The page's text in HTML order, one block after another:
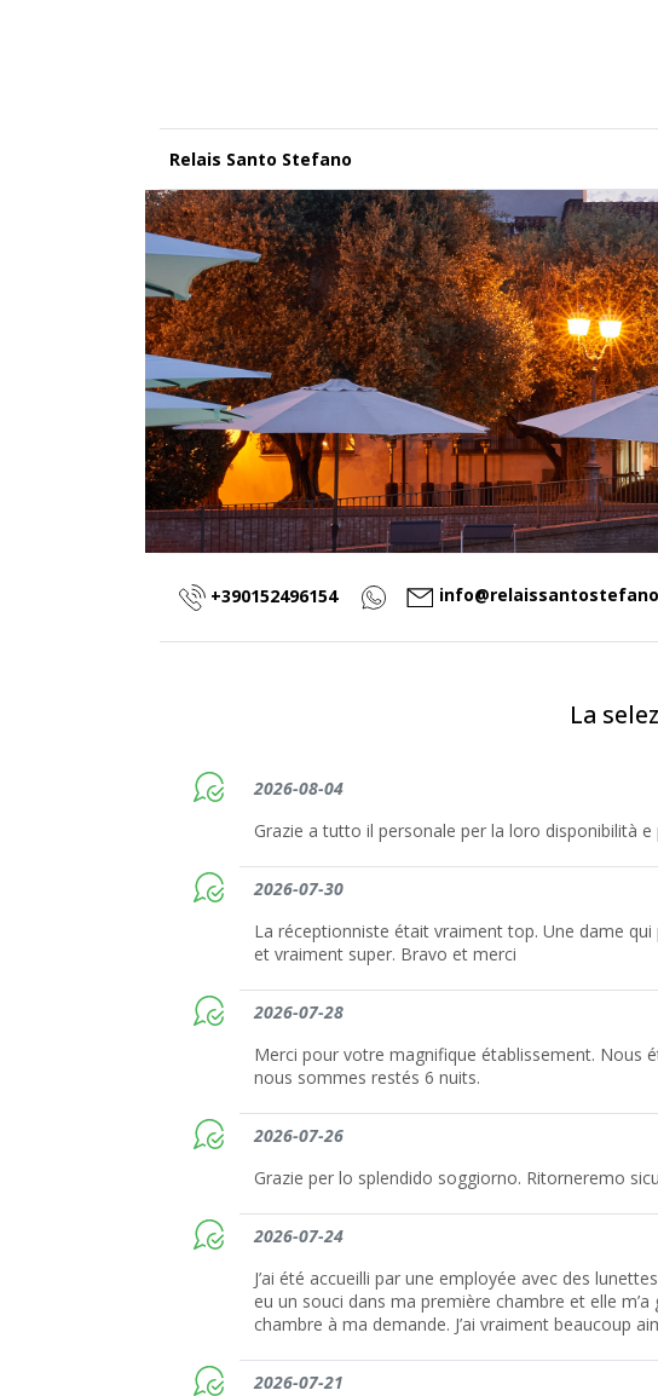
Relais Santo Stefano
+390152496154
La
2026-08-04
Grazie a tutto il personale per la loro disponibilità
2026-07-30
La réceptionniste était vraiment top. Une dame
et vraiment super. Bravo et merci
2026-07-28
Merci pour votre magnifique établissement. Nous
nous sommes restés 6 nuits.
2026-07-26
Grazie per lo splendido soggiorno. Ritorneremo
2026-07-24
J’ai été accueilli par une employée avec des
eu un souci dans ma première chambre et elle
chambre à ma demande. J’ai vraiment beaucoup
2026-07-21